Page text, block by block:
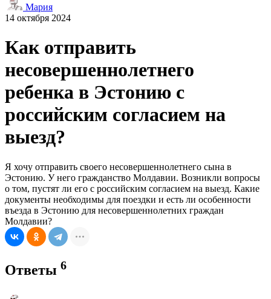
Мария
14 октября 2024
Как отправить
несовершеннолетнего
ребенка в Эстонию с
российским согласием на
выезд?
Я хочу отправить своего несовершеннолетнего сына в
Эстонию. У него гражданство Молдавии. Возникли вопросы
о том, пустят ли его с российским согласием на выезд. Какие
документы необходимы для поездки и есть ли особенности
въезда в Эстонию для несовершеннолетних граждан
Молдавии?
Ответы 6